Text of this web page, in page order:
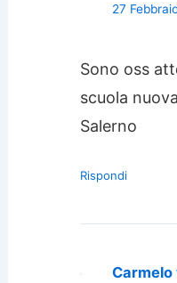
27
Sono oss
scuola
Salerno
Rispondi
Carmelo